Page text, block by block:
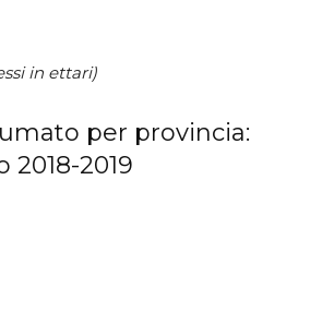
in ettari)
per provincia:
2019